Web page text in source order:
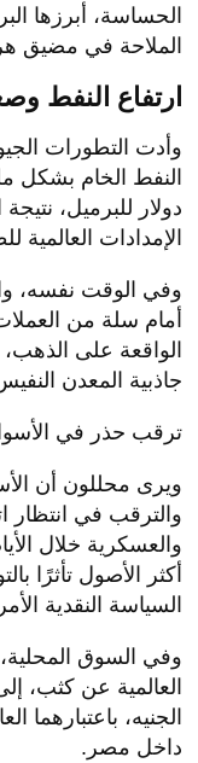
الحساسة، أبرزها
الملاحة في مضيق
ارتفاع النفط
وأدت التطورات
دولار للبرميل،
الإمدادات العالمية
وفي الوقت نفسه،
أمام سلة من
الواقعة على
جاذبية المعدن
ترقب حذر في
ويرى محللون أن
والترقب في انتظار
والعسكرية خلال
أكثر الأصول تأثرًا
السياسة النقدية
وفي السوق
العالمية عن كثب،
الجنيه، باعتبارهما
داخل مصر.